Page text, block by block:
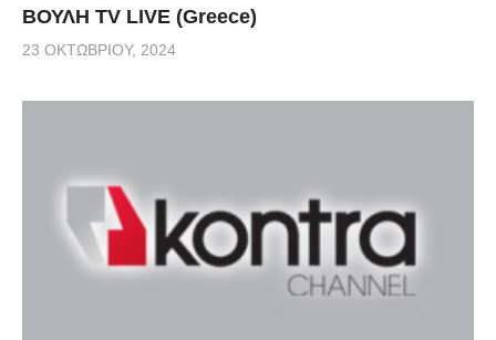
ΒΟΥΛΗ TV LIVE (Greece)
23 ΟΚΤΩΒΡΊΟΥ, 2024